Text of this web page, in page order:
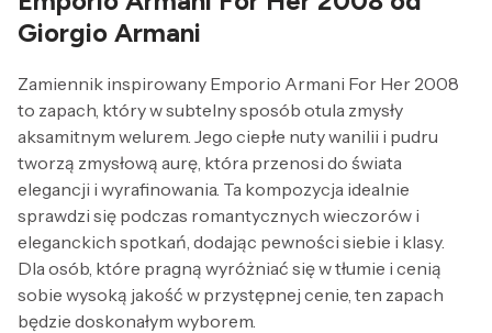
Giorgio Armani
Zamiennik inspirowany Emporio Armani For Her 2008
to zapach, który w subtelny sposób otula zmysły
aksamitnym welurem. Jego ciepłe nuty wanilii i pudru
tworzą zmysłową aurę, która przenosi do świata
elegancji i wyrafinowania. Ta kompozycja idealnie
sprawdzi się podczas romantycznych wieczorów i
eleganckich spotkań, dodając pewności siebie i klasy.
Dla osób, które pragną wyróżniać się w tłumie i cenią
sobie wysoką jakość w przystępnej cenie, ten zapach
będzie doskonałym wyborem.